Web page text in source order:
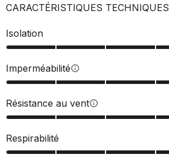
CARACTÉRISTIQUES TECHNIQUES
Isolation
Imperméabilitéinfo
Résistance au ventinfo
Respirabilité